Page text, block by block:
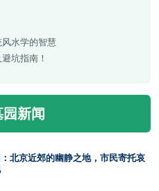
水学的智慧
坑指南！
新闻
北京近郊的幽静之地，市民寄托哀